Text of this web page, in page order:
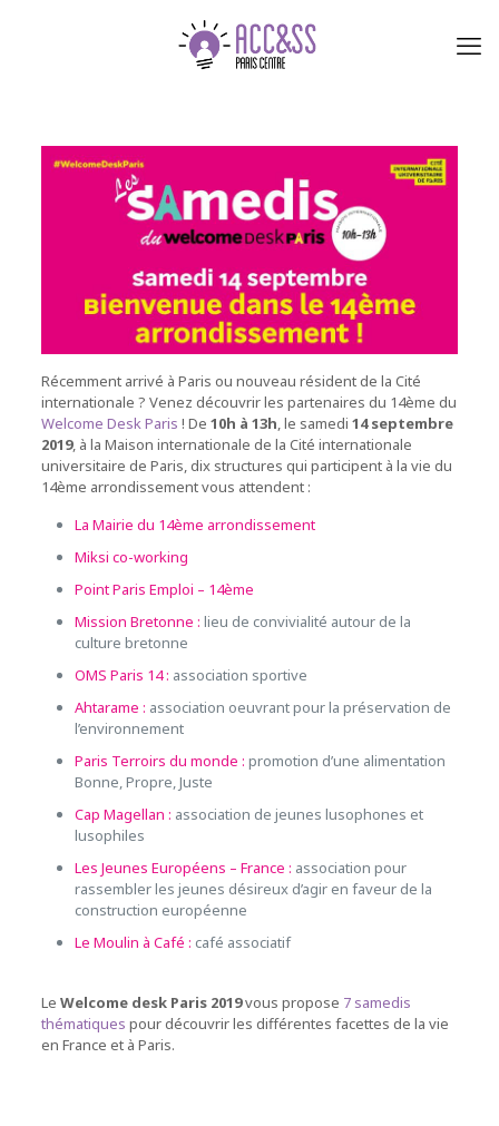
Récemment arrivé à Paris ou nouveau résident de la Cité
internationale ? Venez découvrir les partenaires du 14ème du
Welcome Desk Paris ! De 10h à 13h, le samedi 14 septembre
2019, à la Maison internationale de la Cité internationale
universitaire de Paris, dix structures qui participent à la vie du
14ème arrondissement vous attendent :
La Mairie du 14ème arrondissement
Miksi co-working
Point Paris Emploi – 14ème
Mission Bretonne : lieu de convivialité autour de la
culture bretonne
OMS Paris 14 : association sportive
Ahtarame : association oeuvrant pour la préservation de
l’environnement
Paris Terroirs du monde : promotion d’une alimentation
Bonne, Propre, Juste
Cap Magellan : association de jeunes lusophones et
lusophiles
Les Jeunes Européens – France : association pour
rassembler les jeunes désireux d’agir en faveur de la
construction européenne
Le Moulin à Café : café associatif
Le Welcome desk Paris 2019vous propose 7 samedis
thématiques pour découvrir les différentes facettes de la vie
en France et à Paris.